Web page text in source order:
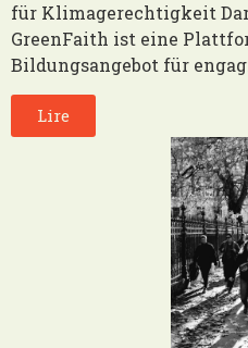
für Klimagerechtigkeit
GreenFaith ist eine
Bildungsangebot für
Lire